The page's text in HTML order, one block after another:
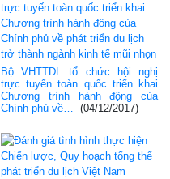
Bộ VHTTDL tổ chức hội nghị
trực tuyến toàn quốc triển khai
Chương trình hành động của
Chính phủ về… (04/12/2017)